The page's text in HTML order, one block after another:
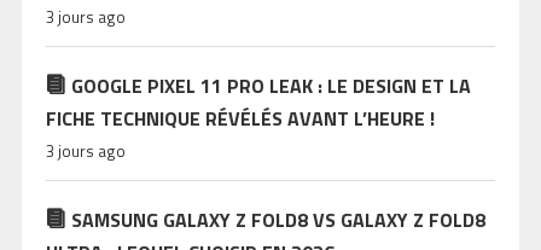
3 jours ago
GOOGLE PIXEL 11 PRO LEAK : LE DESIGN ET LA
FICHE TECHNIQUE RÉVÉLÉS AVANT L’HEURE !
3 jours ago
SAMSUNG GALAXY Z FOLD8 VS GALAXY Z FOLD8